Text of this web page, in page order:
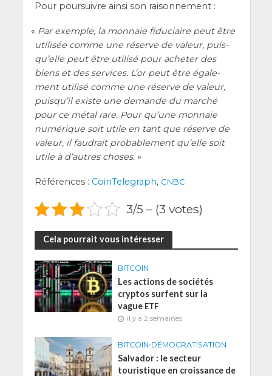
Pour pour­suivre ain­si son raisonnement :
« Par exemple, la mon­naie fidu­ciaire peut être
uti­li­sée comme une réserve de valeur, puis­
qu’elle peut être uti­li­sé pour ache­ter des
biens et des ser­vices. L’or peut être éga­le­
ment uti­li­sé comme une réserve de valeur,
puis­qu’il existe une demande du mar­ché
pour ce métal rare. Pour qu’une mon­naie
numé­rique soit utile en tant que réserve de
valeur, il fau­drait pro­ba­ble­ment qu’elle soit
utile à d’autres choses.»
Réfé­rences : Coin­Te­le­graph, CNBC
3/5 – (3 votes)
Cela pourrait vous intéresser
BITCOIN
Les actions de sociétés
cryptos surfent sur la
vague ETF
il y a 2 semaines
BITCOIN•DÉMOCRATISATION
Salvador : le secteur
touristique en croissance de